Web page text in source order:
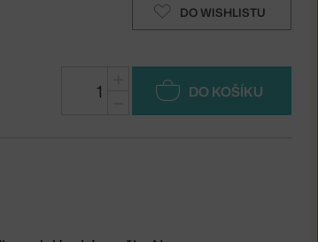
DO WISHLISTU
DO KOŠÍKU